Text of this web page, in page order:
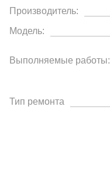
Производитель:
Модель:
Выполняемые работы:
Тип ремонта